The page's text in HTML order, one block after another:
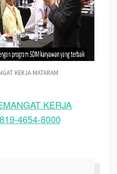
KERJA MATARAM
KERJA
4654-8000